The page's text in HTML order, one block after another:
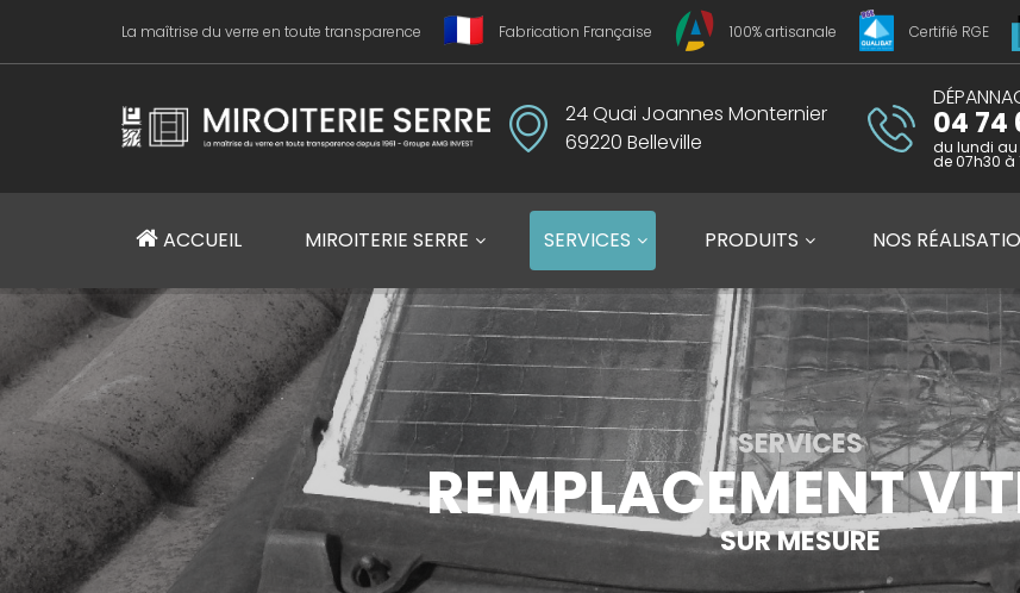
La maîtrise du verre en toute transparence Fabrication Française 100% artisanale Certifié RGE
24 Quai Joannes Monternier
69220 Belleville
04 74
du lundi au
de 07h30 à
ACCUEIL MIROITERIE SERRE SERVICES PRODUITS NOS
SERVICES
REMPLACEMENT
SUR MESURE